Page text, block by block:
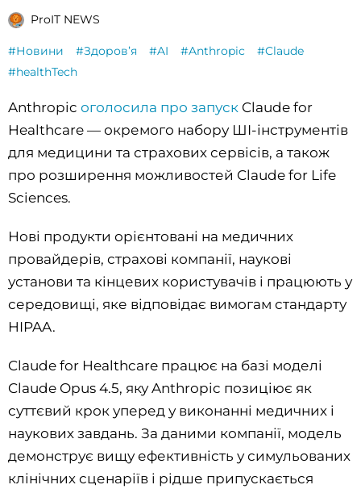
ProIT NEWS
#Новини #Здоровʼя #AI #Anthropic
#Claude
#healthTech
Anthropic оголосила про запуск Claude for
Healthcare — окремого набору ШІ-інструментів
для медицини та страхових сервісів, а також
про розширення можливостей Claude for Life
Sciences.
Нові продукти орієнтовані на медичних
провайдерів, страхові компанії, наукові
установи та кінцевих користувачів і працюють у
середовищі, яке відповідає вимогам стандарту
HIPAA.
Claude for Healthcare працює на базі моделі
Claude Opus 4.5, яку Anthropic позиціює як
суттєвий крок уперед у виконанні медичних і
наукових завдань. За даними компанії, модель
демонструє вищу ефективність у симульованих
клінічних сценаріїв і рідше припускається